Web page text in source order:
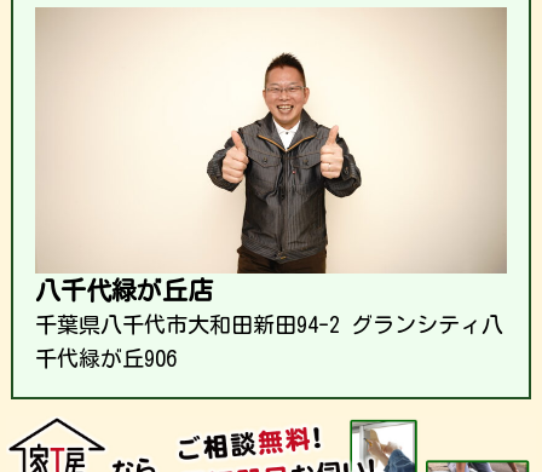
八千代緑が丘店
千葉県八千代市大和田新田94-2 グランシティ八
千代緑が丘906